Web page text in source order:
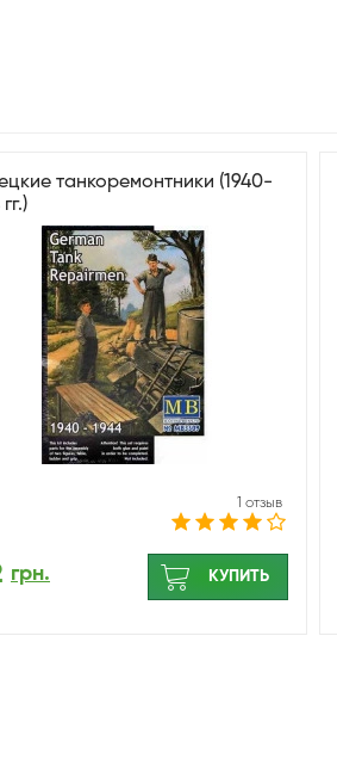
танкоремонтники (1940-
1 отзыв
грн. КУПИТЬ